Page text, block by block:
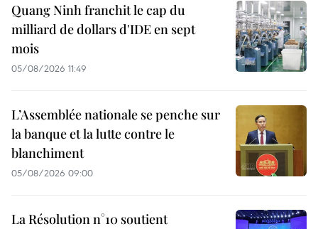
Quang Ninh franchit le cap du
milliard de dollars d'IDE en sept
mois
05/08/2026 11:49
L’Assemblée nationale se penche sur
la banque et la lutte contre le
blanchiment
05/08/2026 09:00
La Résolution n°10 soutient